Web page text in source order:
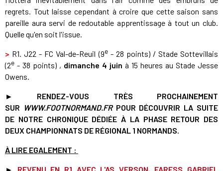
regrets. Tout laisse cependant à croire que cette saison sans
pareille aura servi de redoutable apprentissage à tout un club.
Quelle qu'en soit l'issue.
> R1. J22 - FC Val-de-Reuil (9e- 28 points) / Stade Sottevillais
(2e - 38 points) , dimanche 4 juin à 15 heures au Stade Jesse
Owens.
► RENDEZ-VOUS TRÈS PROCHAINEMENT
SUR WWW.FOOTNORMAND.FRPOUR DÉCOUVRIR LA SUITE
DE NOTRE CHRONIQUE DÉDIÉE À LA PHASE RETOUR DES
DEUX CHAMPIONNATS DE RÉGIONAL 1 NORMANDS.
À LIRE EGALEMENT :